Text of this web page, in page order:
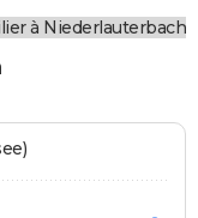
à Niederlauterbach